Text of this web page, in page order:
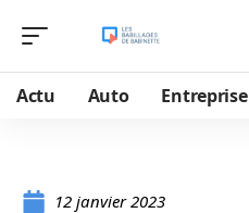
Actu Auto Entreprise
12 janvier 2023